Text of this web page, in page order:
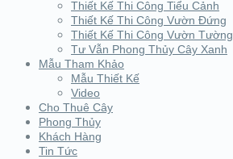
Thiết Kế Thi Công Tiểu Cảnh
Thiết Kế Thi Công Vườn Đứng
Thiết Kế Thi Công Vườn Tường
Tư Vẫn Phong Thủy Cây Xanh
Mẫu Tham Khảo
Mẫu Thiết Kế
Video
Cho Thuê Cây
Phong Thủy
Khách Hàng
Tin Tức